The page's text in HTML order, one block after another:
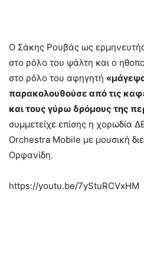
Ο Σάκης Ρουβάς ως
στο ρόλο του ψάλτη και ο
στο ρόλο του αφηγητή
παρακολουθούσε από τις
και τους γύρω δρόμους της
συμμετείχε επίσης η χορωδία
Orchestra Mobile με μουσική
Ορφανίδη.
https://youtu.be/7yStuRCVxHM